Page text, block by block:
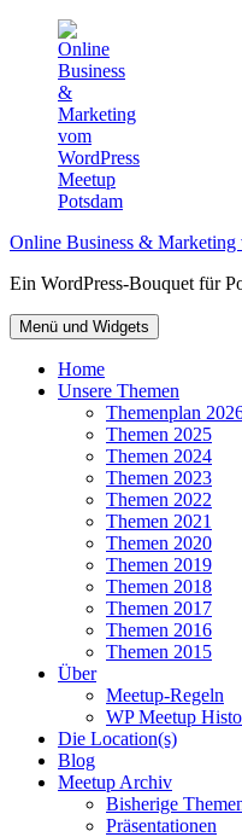
springen
Online Business & Marketing
Ein WordPress-Bouquet für
Menü und Widgets
Home
Unsere Themen
Themenplan
Themen 2025
Themen 2024
Themen 2023
Themen 2022
Themen 2021
Themen 2020
Themen 2019
Themen 2018
Themen 2017
Themen 2016
Themen 2015
Über
Meetup-Regeln
WP Meetup
Die Location(s)
Blog
Meetup Archiv
Bisherige
Präsentationen